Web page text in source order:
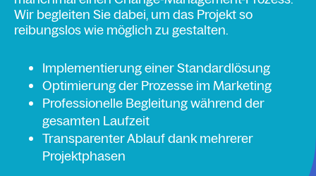
Wir begleiten Sie dabei, um das Projekt so
reibungslos wie möglich zu gestalten.
Implementierung einer Standardlösung
Optimierung der Prozesse im Marketing
Professionelle Begleitung während der
gesamten Laufzeit
Transparenter Ablauf dank mehrerer
Projektphasen